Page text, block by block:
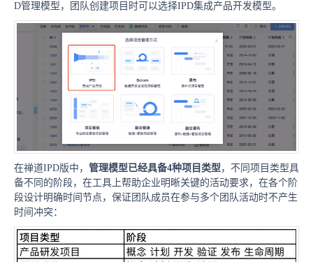
D管理模型，团队创建项目时可以选择IPD集成产品开发模型。
在禅道IPD版中， 管理模型已经具备4种项目类型 ，不同项目类型具
备不同的阶段，在工具上帮助企业明晰关键的活动要求，在各个阶
段设计明确时间节点，保证团队成员在参与多个团队活动时不产生
时间冲突：